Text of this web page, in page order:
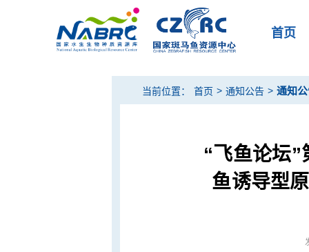
首页
当前位置： 首页 > 通知公告 > 通知
“飞鱼论坛
鱼诱导型